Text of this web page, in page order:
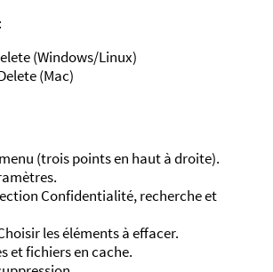
(Windows/Linux)
(Mac)
(trois points en haut à droite).
Confidentialité, recherche et
les éléments à effacer.
et fichiers en cache.